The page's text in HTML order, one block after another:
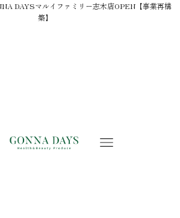
DAYSマルイファミリー志木店OPEN【事業再構
築】
GONNA DAYS ONLINE STORE メニュー